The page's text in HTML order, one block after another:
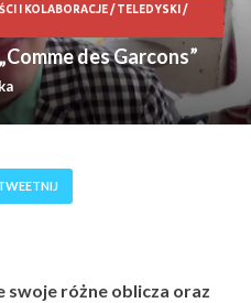
I KOLABORACJE/TELEDYSKI /
des Garcons”
swoje różne oblicza oraz